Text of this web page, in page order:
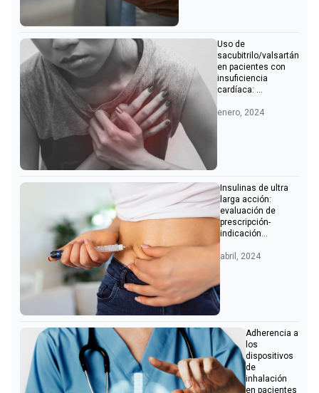
Uso de
sacubitrilo/valsartán
en pacientes con
insuficiencia
cardíaca: ...
enero, 2024
Insulinas de ultra
larga acción:
evaluación de
prescripción-
indicación...
abril, 2024
Adherencia a
los
dispositivos
de
inhalación
en pacientes